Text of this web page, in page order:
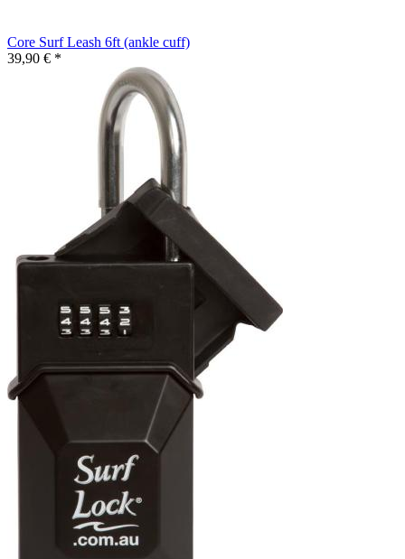
Core Surf Leash 6ft (ankle cuff)
39,90 € *